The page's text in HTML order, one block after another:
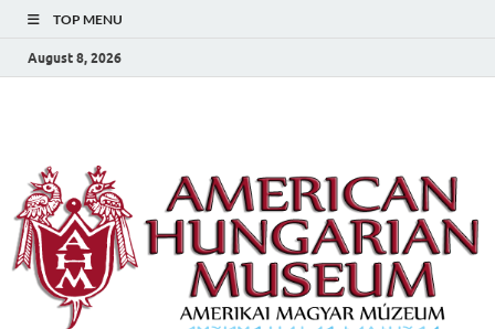
TOP MENU
August 8, 2026
Amerikai Magyar
Múzeum